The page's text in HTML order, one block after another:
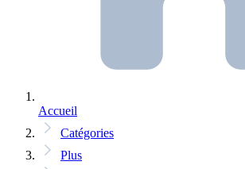
Accueil
Catégories
Plus